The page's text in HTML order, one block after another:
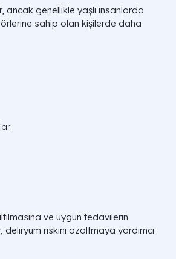
ancak genellikle yaşlı insanlarda
sahip olan kişilerde daha
ve uygun tedavilerin
deliryum riskini azaltmaya yardımcı